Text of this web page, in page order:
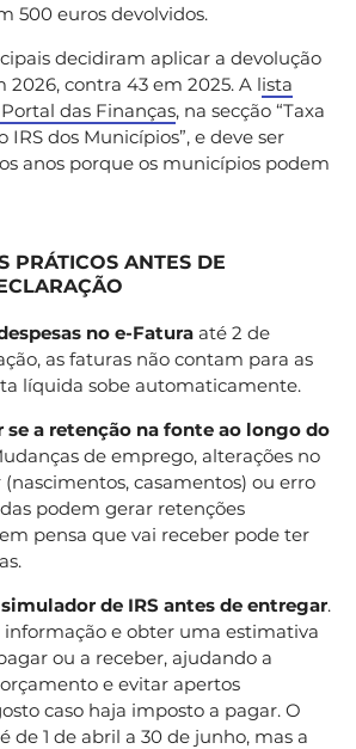
500 euros devolvidos.
decidiram aplicar a devolução
2026, contra 43 em 2025. A lista
das Finanças, na secção “Taxa
IRS dos Municípios”, e deve ser
anos porque os municípios podem
PRÁTICOS ANTES DE
no e-Fatura até 2 de
as faturas não contam para as
líquida sobe automaticamente.
se a retenção na fonte ao longo do
de emprego, alterações no
casamentos) ou erro
podem gerar retenções
pensa que vai receber pode ter
de IRS antes de entregar.
informação e obter uma estimativa
ou a receber, ajudando a
e evitar apertos
caso haja imposto a pagar. O
de 1 de abril a 30 de junho, mas a